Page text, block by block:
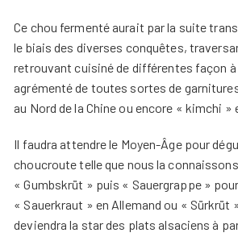
Ce chou fermenté aurait par la suite
le biais des diverses conquêtes,
retrouvant cuisiné de différentes façon
agrémenté de toutes sortes de
au Nord de la Chine ou encore « kimchi »
Il faudra attendre le Moyen-Âge pour
choucroute telle que nous la
« Gumbskrüt » puis « Sauergrappe »
« Sauerkraut » en Allemand ou « Sürkrüt
deviendra la star des plats alsaciens à